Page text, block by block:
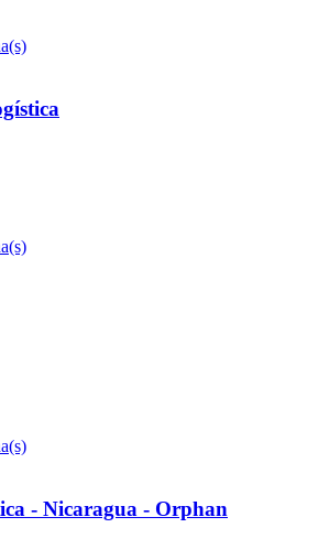
- Nicaragua - Orphan